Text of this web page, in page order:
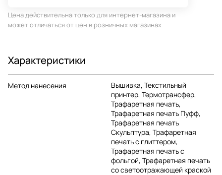
Цена действительна только для интернет-магазина и
может отличаться от цен в розничных магазинах
Характеристики
Метод нанесения
Вышивка, Текстильный
принтер, Термотрансфер,
Трафаретная печать,
Трафаретная печать Пуфф,
Трафаретная печать
Скульптура, Трафаретная
печать с глиттером,
Трафаретная печать с
фольгой, Трафаретная печать
со светоотражающей краской